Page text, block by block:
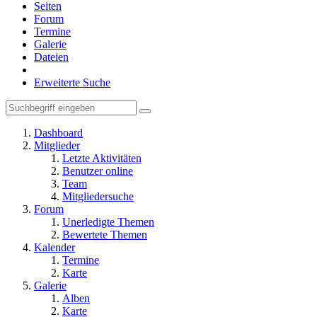
Seiten
Forum
Termine
Galerie
Dateien
Erweiterte Suche
Dashboard
Mitglieder
Letzte Aktivitäten
Benutzer online
Team
Mitgliedersuche
Forum
Unerledigte Themen
Bewertete Themen
Kalender
Termine
Karte
Galerie
Alben
Karte